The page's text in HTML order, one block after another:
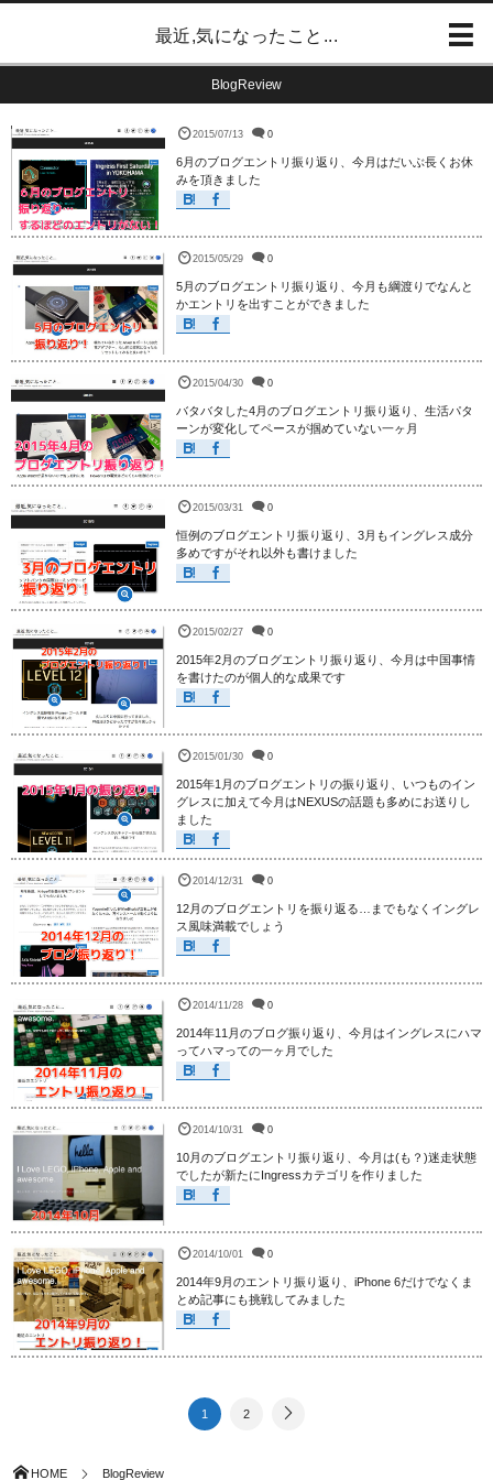
最近,気になったこと...
BlogReview
2015/07/13 0
6月のブログエントリ振り返り、今月はだいぶ長くお休
みを頂きました
2015/05/29 0
5月のブログエントリ振り返り、今月も綱渡りでなんと
かエントリを出すことができました
2015/04/30 0
バタバタした4月のブログエントリ振り返り、生活パタ
ーンが変化してペースが掴めていない一ヶ月
2015/03/31 0
恒例のブログエントリ振り返り、3月もイングレス成分
多めですがそれ以外も書けました
2015/02/27 0
2015年2月のブログエントリ振り返り、今月は中国事情
を書けたのが個人的な成果です
2015/01/30 0
2015年1月のブログエントリの振り返り、いつものイン
グレスに加えて今月はNEXUSの話題も多めにお送りし
ました
2014/12/31 0
12月のブログエントリを振り返る…までもなくイングレ
ス風味満載でしょう
2014/11/28 0
2014年11月のブログ振り返り、今月はイングレスにハマ
ってハマっての一ヶ月でした
2014/10/31 0
10月のブログエントリ振り返り、今月は(も？)迷走状態
でしたが新たにIngressカテゴリを作りました
2014/10/01 0
2014年9月のエントリ振り返り、iPhone 6だけでなくま
とめ記事にも挑戦してみました
1 2
HOME BlogReview